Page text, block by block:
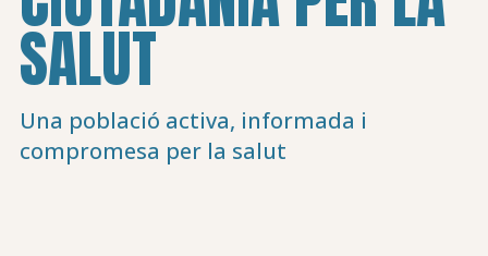
SALUT
Una població activa, informada i
compromesa per la salut